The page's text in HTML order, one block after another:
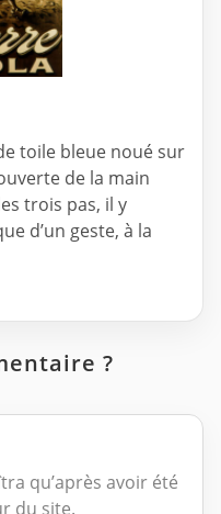
toile bleue noué sur
de la main
trois pas, il y
d’un geste, à la
?
qu’après avoir été
du site.